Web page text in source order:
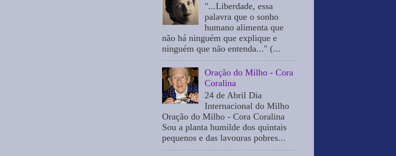
"...Liberdade, essa
palavra que o sonho
humano alimenta que
não há ninguém que explique e
ninguém que não entenda..." (...
Oração do Milho - Cora
Coralina
24 de Abril Dia
Internacional do Milho
Oração do Milho - Cora Coralina
Sou a planta humilde dos quintais
pequenos e das lavouras pobres...